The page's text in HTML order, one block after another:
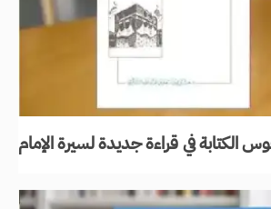
الكتابة في قراءة جديدة لسيرة الإمام